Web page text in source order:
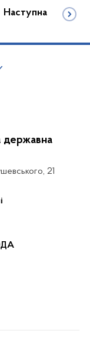
Наступна
державна
21